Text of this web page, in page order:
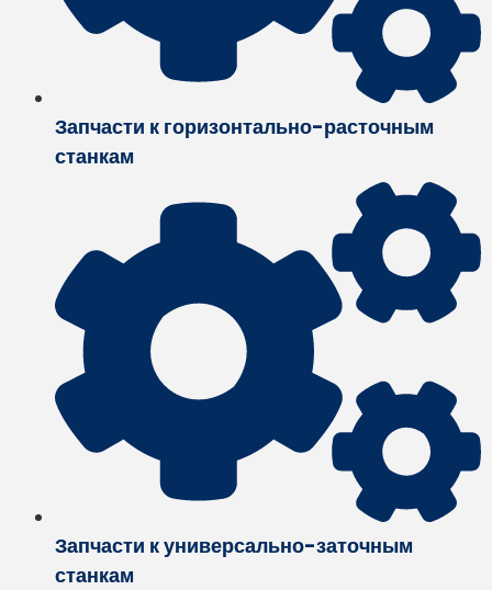
Запчасти к горизонтально-расточным
станкам
Запчасти к универсально-заточным
станкам